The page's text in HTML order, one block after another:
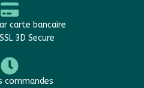
carte bancaire
3D Secure
commandes